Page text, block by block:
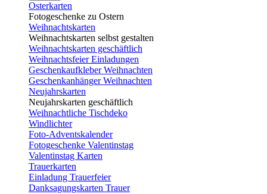
Osterkarten
Fotogeschenke zu Ostern
Weihnachtskarten
Weihnachtskarten selbst gestalten
Weihnachtskarten geschäftlich
Weihnachtsfeier Einladungen
Geschenkaufkleber Weihnachten
Geschenkanhänger Weihnachten
Neujahrskarten
Neujahrskarten geschäftlich
Weihnachtliche Tischdeko
Windlichter
Foto-Adventskalender
Fotogeschenke Valentinstag
Valentinstag Karten
Trauerkarten
Einladung Trauerfeier
Danksagungskarten Trauer